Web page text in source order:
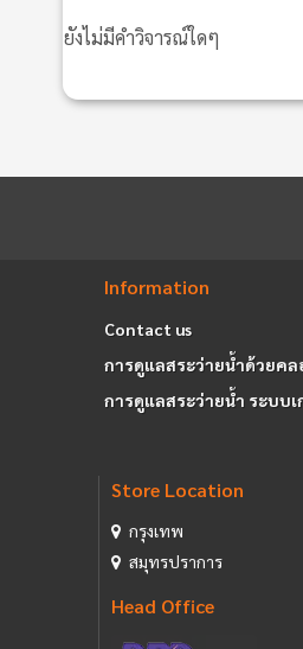
ยังไม่มีคำวิจารณ์ใดๆ
Information
Contact us
การดูแลสระว่ายน้ำด้วยคล
การดูแลสระว่ายน้ำ ระบบเ
Store Location
กรุงเทพ
สมุทรปราการ
Head Office